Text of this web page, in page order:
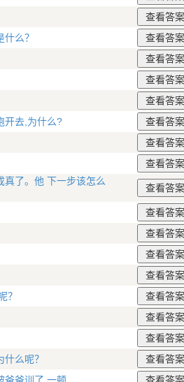
么？
开去,为什么?
了。他 下一步该怎么
？
么呢？